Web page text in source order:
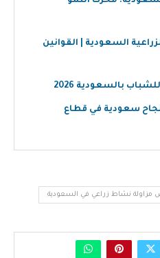
السعودية | القوانين
بالسعودية 2026
سعودية في قطاع
مزاولة نشاط زراعي في السعودية